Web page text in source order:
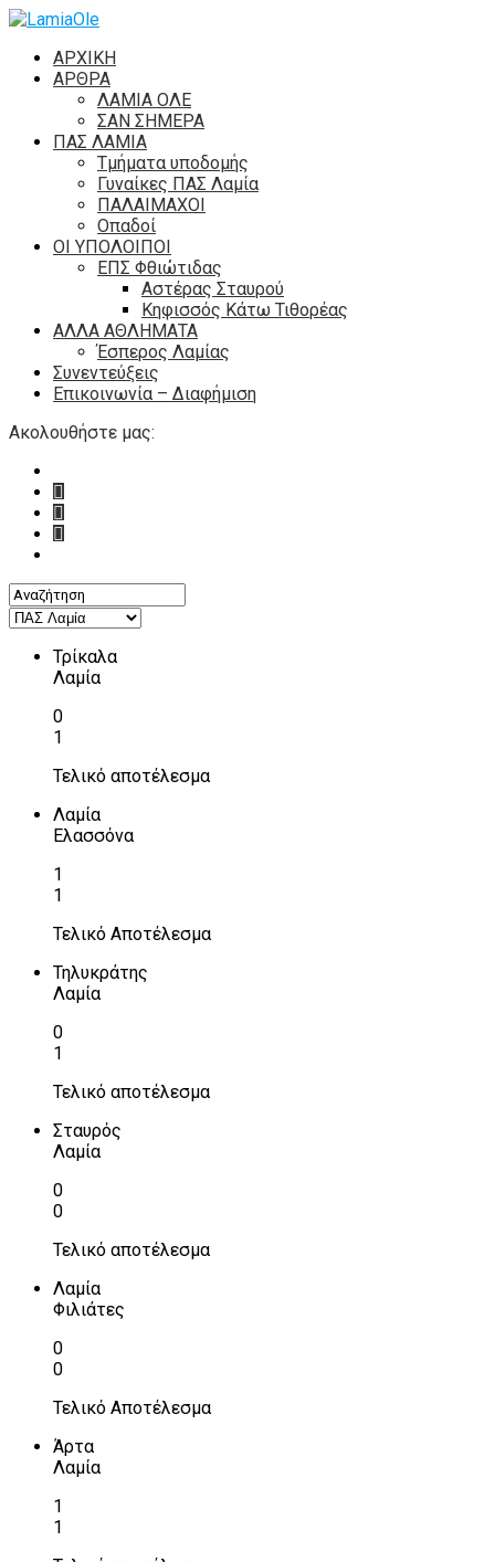
ΑΡΧΙΚΗ
ΑΡΘΡΑ
ΛΑΜΙΑ ΟΛΕ
ΣΑΝ ΣΗΜΕΡΑ
ΠΑΣ ΛΑΜΙΑ
Τμήματα υποδομής
Γυναίκες ΠΑΣ Λαμία
ΠΑΛΑΙΜΑΧΟΙ
Οπαδοί
ΟΙ ΥΠΟΛΟΙΠΟΙ
ΕΠΣ Φθιώτιδας
Αστέρας Σταυρού
Κηφισσός Κάτω Τιθορέας
ΑΛΛΑ ΑΘΛΗΜΑΤΑ
Έσπερος Λαμίας
Συνεντεύξεις
Επικοινωνία – Διαφήμιση
Ακολουθήστε μας:
Τρίκαλα
Λαμία
0
1
Τελικό αποτέλεσμα
Λαμία
Ελασσόνα
1
1
Τελικό Αποτέλεσμα
Τηλυκράτης
Λαμία
0
1
Τελικό αποτέλεσμα
Σταυρός
Λαμία
0
0
Τελικό αποτέλεσμα
Λαμία
Φιλιάτες
0
0
Τελικό Αποτέλεσμα
Άρτα
Λαμία
1
1